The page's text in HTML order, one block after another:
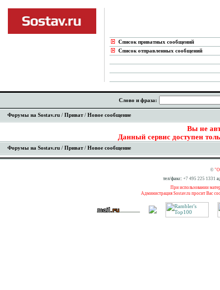
Список приватных сообщений
Список отправленных сообщений
Слово и фраза:
Форумы на Sostav.ru / Приват/ Новое сообщение
Вы не
Данный сервис доступен
Форумы на Sostav.ru / Приват/ Новое сообщение
©
тел/факс: +7 495 225 1331
При использовании
Администрация Sostav.ru просит Вас